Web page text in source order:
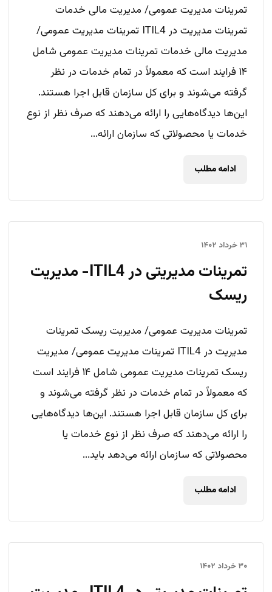
تمرینات مدیریت عمومی/ مدیریت مالی خدمات
تمرینات مدیریت در ITIL4 تمرینات مدیریت عمومی/
مدیریت مالی خدمات تمرینات مدیریت عمومی شامل
۱۴ فرایند است که معمولاً در تمام خدمات در نظر
گرفته می‌شوند و برای کل سازمان قابل اجرا هستند.
این‌ها دیدگاه‌هایی را ارائه می‌دهند که صرف نظر از نوع
خدمات یا محصولاتی که سازمان ارائه...
ادامه مطلب
۳۱ خرداد ۱۴۰۲
تمرینات مدیریتی در ITIL4- مدیریت
ریسک
تمرینات مدیریت عمومی/ مدیریت ریسک تمرینات
مدیریت در ITIL4 تمرینات مدیریت عمومی/ مدیریت
ریسک تمرینات مدیریت عمومی شامل ۱۴ فرایند است
که معمولاً در تمام خدمات در نظر گرفته می‌شوند و
برای کل سازمان قابل اجرا هستند. این‌ها دیدگاه‌هایی
را ارائه می‌دهند که صرف نظر از نوع خدمات یا
محصولاتی که سازمان ارائه می‌دهد باید...
ادامه مطلب
۳۰ خرداد ۱۴۰۲